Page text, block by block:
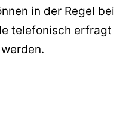
in der Regel bei
telefonisch erfragt